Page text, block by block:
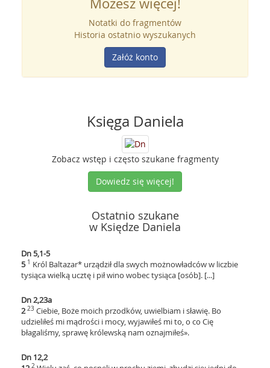
Notatki do fragmentów
Historia ostatnio wyszukanych
Załóż konto
Księga Daniela
Zobacz wstęp i często szukane fragmenty
Dowiedz się więcej!
Ostatnio szukane
w Księdze Daniela
Dn 5,1-5
5 1 Król Baltazar* urządził dla swych możnowładców w liczbie
tysiąca wielką ucztę i pił wino wobec tysiąca [osób]. [...]
Dn 2,23a
2 23 Ciebie, Boże moich przodków, uwielbiam i sławię. Bo
udzieliłeś mi mądrości i mocy, wyjawiłeś mi to, o co Cię
błagaliśmy, sprawę królewską nam oznajmiłeś».
Dn 12,2
2